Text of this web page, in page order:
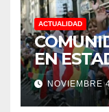
ACTUALIDAD
EN
NOVIEMBRE